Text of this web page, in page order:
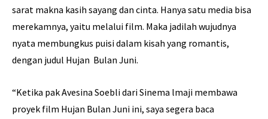
sarat makna kasih sayang dan cinta. Hanya satu media bisa
merekamnya, yaitu melalui film. Maka jadilah wujudnya
nyata membungkus puisi dalam kisah yang romantis,
dengan judul Hujan Bulan Juni.
“Ketika pak Avesina Soebli dari Sinema lmaji membawa
proyek film Hujan Bulan Juni ini, saya segera baca